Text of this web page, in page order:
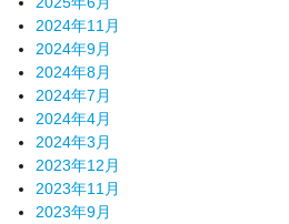
2024年11月
2024年9月
2024年8月
2024年7月
2024年4月
2024年3月
2023年12月
2023年11月
2023年9月